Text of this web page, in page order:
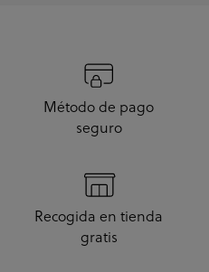
Método de pago
seguro
Recogida en tienda
gratis